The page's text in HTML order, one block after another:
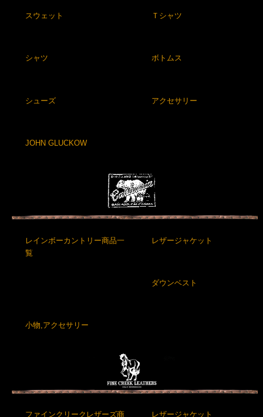
スウェット Ｔシャツ
シャツ ボトムス
シューズ アクセサリー
JOHN GLUCKOW
レインボーカントリー商品一
覧
レザージャケット
ダウンベスト
小物,アクセサリー
ファインクリークレザーズ商 レザージャケット